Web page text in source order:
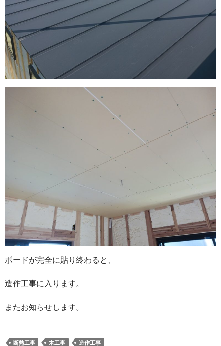
ボードが完全に貼り終わると、
造作工事に入ります。
またお知らせします。
断熱工事 木工事 造作工事